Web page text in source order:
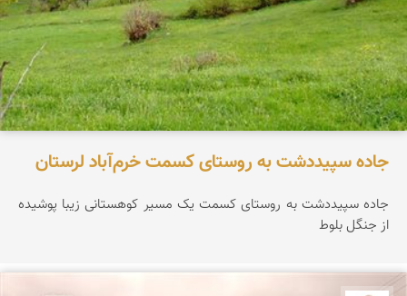
جاده سپیددشت به روستای کسمت خرم‌آباد لرستان
جاده سپیددشت به روستای کسمت یک مسیر کوهستانی زیبا پوشیده
از جنگل بلوط